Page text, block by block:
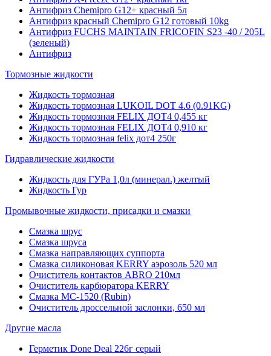
Антифриз Chemipro G12+ красный 5л
Антифриз красный Chemipro G12 готовый 10kg
Антифриз FUCHS MAINTAIN FRICOFIN S23 -40 / 205L
(зеленый)
Антифриз
Тормозные жидкости
Жидкость тормозная
Жидкость тормозная LUKOIL DOT 4.6 (0.91KG)
Жидкость тормозная FELIX ДОТ4 0,455 кг
Жидкость тормозная FELIX ДОТ4 0,910 кг
Жидкость тормозная felix дот4 250г
Гидравлические жидкости
Жидкость для ГУРа 1,0л (минерал.) желтый
Жидкость Гур
Промывочные жидкости, присадки и смазки
Смазка шрус
Смазка шруса
Смазка направляющих суппорта
Смазка силиконовая KERRY аэрозоль 520 мл
Очиститель контактов ABRO 210мл
Очиститель карбюратора KERRY
Смазка МС-1520 (Rubin)
Очиститель дроссельной заслонки, 650 мл
Другие масла
Герметик Done Deal 226г серый